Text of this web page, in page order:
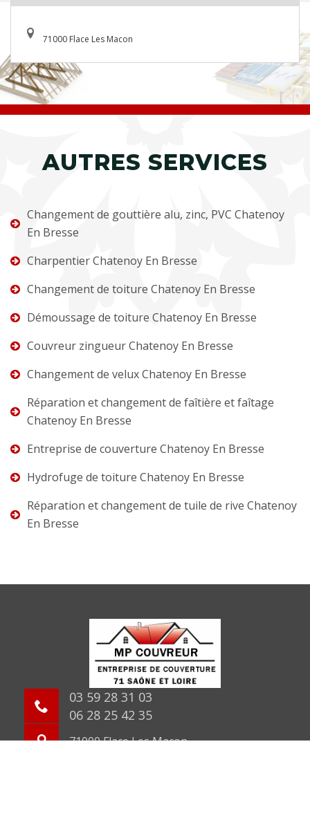
71000 Flace Les Macon
AUTRES SERVICES
Changement de gouttière alu, zinc, PVC Chatenoy
En Bresse
Charpentier Chatenoy En Bresse
Changement de toiture Chatenoy En Bresse
Démoussage de toiture Chatenoy En Bresse
Couvreur zingueur Chatenoy En Bresse
Changement de velux Chatenoy En Bresse
Réparation et changement de faîtière et faîtage
Chatenoy En Bresse
Entreprise de couverture Chatenoy En Bresse
Hydrofuge de toiture Chatenoy En Bresse
Réparation et changement de tuile de rive Chatenoy
En Bresse
03 59 28 31 03
06 28 25 42 35
71000 Flace Les Macon